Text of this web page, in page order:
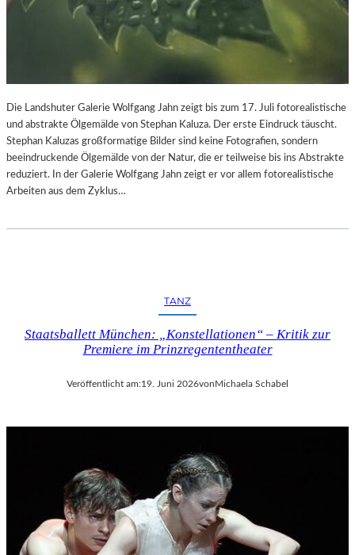
Die Landshuter Galerie Wolfgang Jahn zeigt bis zum 17. Juli fotorealistische
und abstrakte Ölgemälde von Stephan Kaluza. Der erste Eindruck täuscht.
Stephan Kaluzas großformatige Bilder sind keine Fotografien, sondern
beeindruckende Ölgemälde von der Natur, die er teilweise bis ins Abstrakte
reduziert. In der Galerie Wolfgang Jahn zeigt er vor allem fotorealistische
Arbeiten aus dem Zyklus…
TANZ
Staatsballett München: „Konstellationen“ – Kritik zur
Premiere im Prinzregententheater
Veröffentlicht am:19. Juni 2026vonMichaela Schabel